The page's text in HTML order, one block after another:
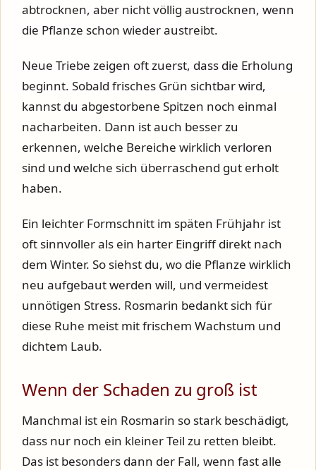
abtrocknen, aber nicht völlig austrocknen, wenn
die Pflanze schon wieder austreibt.
Neue Triebe zeigen oft zuerst, dass die Erholung
beginnt. Sobald frisches Grün sichtbar wird,
kannst du abgestorbene Spitzen noch einmal
nacharbeiten. Dann ist auch besser zu
erkennen, welche Bereiche wirklich verloren
sind und welche sich überraschend gut erholt
haben.
Ein leichter Formschnitt im späten Frühjahr ist
oft sinnvoller als ein harter Eingriff direkt nach
dem Winter. So siehst du, wo die Pflanze wirklich
neu aufgebaut werden will, und vermeidest
unnötigen Stress. Rosmarin bedankt sich für
diese Ruhe meist mit frischem Wachstum und
dichtem Laub.
Wenn der Schaden zu groß ist
Manchmal ist ein Rosmarin so stark beschädigt,
dass nur noch ein kleiner Teil zu retten bleibt.
Das ist besonders dann der Fall, wenn fast alle